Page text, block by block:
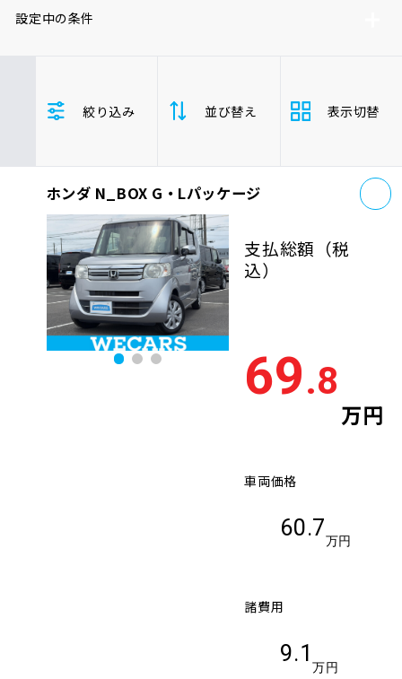
品質管理とサポート体制
お問い合わせ
企業情報
0120-733-500
設定中の条件
絞り込み
並び替え
支払総
額
安い順 高
年式 新しい順
走行距
離
排気量 大きい順
少な
表示切替
ホンダ N_BOX G・Lパッケージ
支払総額 （税
込）
69.8
万円
車両価格
60.7
万円
諸費用
9.1
万円